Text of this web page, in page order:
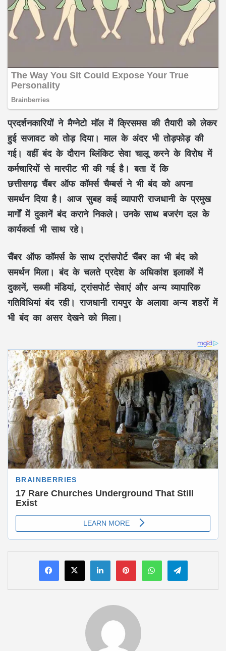
प्रदर्शनकारियों ने मैग्नेटो मॉल में क्रिसमस की तैयारी को लेकर
हुई सजावट को तोड़ दिया। माल के अंदर भी तोड़फोड़ की
गई। वहीं बंद के दौरान ब्लिंकिट सेवा चालू करने के विरोध में
कर्मचारियों से मारपीट भी की गई है। बता दें कि
छत्तीसगढ़ चैंबर ऑफ कॉमर्स चैम्बर्स ने भी बंद को अपना
समर्थन दिया है। आज सुबह कई व्यापारी राजधानी के प्रमुख
मार्गों में दुकानें बंद कराने निकले। उनके साथ बजरंग दल के
कार्यकर्ता भी साथ रहे।
चैंबर ऑफ कॉमर्स के साथ ट्रांसपोर्ट चैंबर का भी बंद को
समर्थन मिला। बंद के चलते प्रदेश के अधिकांश इलाकों में
दुकानें, सब्जी मंडियां, ट्रांसपोर्ट सेवाएं और अन्य व्यापारिक
गतिविधियां बंद रही। राजधानी रायपुर के अलावा अन्य शहरों में
भी बंद का असर देखने को मिला।
LinkedInPinterestWhatsAppTelegram